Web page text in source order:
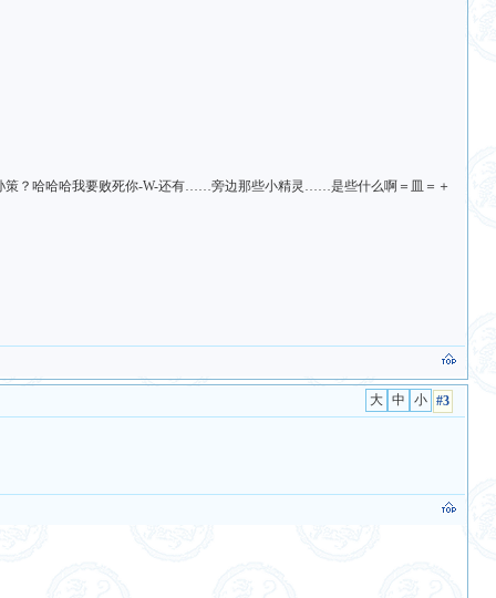
策？哈哈哈我要败死你-W-还有……旁边那些小精灵……是些什么啊＝皿＝＋
#3